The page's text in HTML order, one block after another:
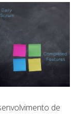
de